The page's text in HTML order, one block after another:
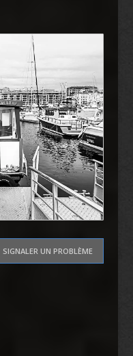
SIGNALER UN PROBLÈME